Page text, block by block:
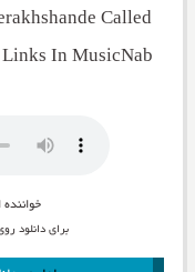
Called
In MusicNab
خواننده
برای دانلود